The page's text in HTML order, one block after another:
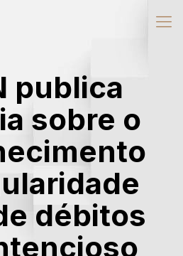
publica
sobre o
débitos